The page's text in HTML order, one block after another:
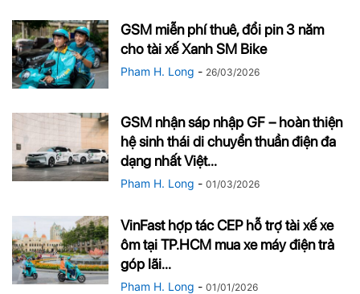
GSM miễn phí thuê, đổi pin 3 năm
cho tài xế Xanh SM Bike
Pham H. Long - 26/03/2026
GSM nhận sáp nhập GF – hoàn thiện
hệ sinh thái di chuyển thuần điện đa
dạng nhất Việt...
Pham H. Long - 01/03/2026
VinFast hợp tác CEP hỗ trợ tài xế xe
ôm tại TP.HCM mua xe máy điện trả
góp lãi...
Pham H. Long - 01/01/2026